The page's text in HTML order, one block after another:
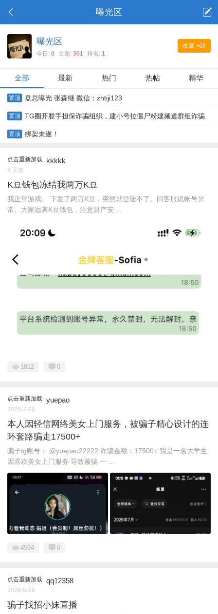
曝光区
收藏 +68
曝光区
今日: 0 主题: 361 排名: 1
全部 最新 热门 热帖 精华
置顶 盘总曝光 张森继 微信：zhtiji123
置顶 TG圈开膛手担保诈骗组织，建小号拉僵尸粉建频道群组诈骗
置顶 绑架未遂！
点击重新加载 kkkkk
4 天前
K豆钱包冻结我两万K豆
我正常游戏。 下发了两万K豆，突然就登陆不了。问客服说帐号异
常。大家远离K豆钱包，注意财产安 ...
1812 0
点击重新加载 yuepao
2026-7-28
本人因轻信网络美女上门服务，被骗子精心设计的连
环套路骗走17500+
骗子tg账号： @yuepao22222 诈骗金额：17500+ 我是一名大学生
因喜欢美女上门服务 导致被骗 一 ...
4594 0
点击重新加载 qq12358
2026-5-28
骗子找招小妹直播